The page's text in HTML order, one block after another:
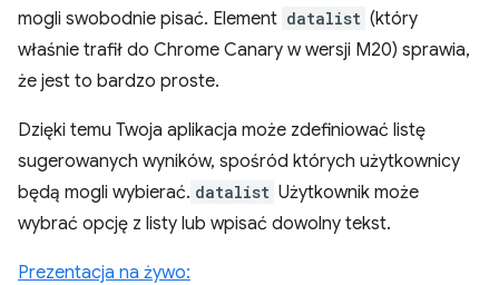
mogli swobodnie pisać. Element datalist (który
właśnie trafił do Chrome Canary w wersji M20) sprawia,
że jest to bardzo proste.
Dzięki temu Twoja aplikacja może zdefiniować listę
sugerowanych wyników, spośród których użytkownicy
będą mogli wybierać. datalist Użytkownik może
wybrać opcję z listy lub wpisać dowolny tekst.
Prezentacja na żywo: